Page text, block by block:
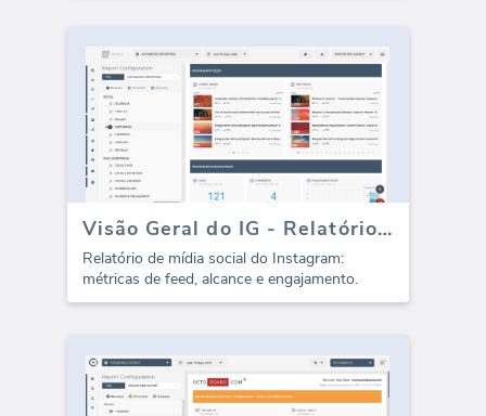
Visão Geral do IG - Relatório (Depreciado)
Relatório de mídia social do Instagram:
métricas de feed, alcance e engajamento.